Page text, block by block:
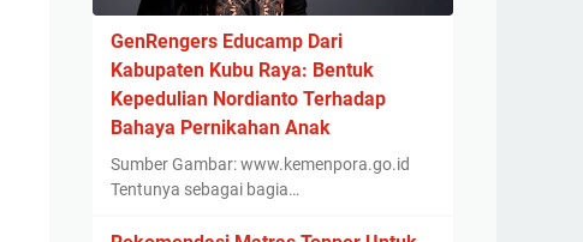
GenRengers Educamp Dari
Kabupaten Kubu Raya: Bentuk
Kepedulian Nordianto Terhadap
Bahaya Pernikahan Anak
Sumber Gambar: www.kemenpora.go.id
Tentunya sebagai bagia…